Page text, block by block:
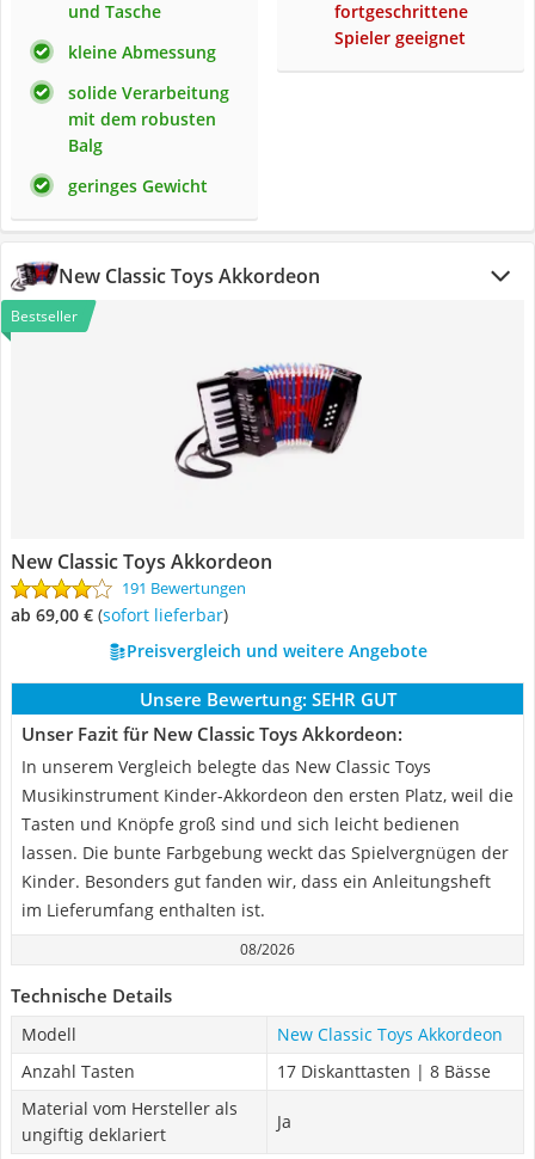
und Tasche
kleine Abmessung
solide Verarbeitung
mit dem robusten
Balg
geringes Gewicht
fortgeschrittene
Spieler geeignet
New Classic Toys Akkordeon
Bestseller
New Classic Toys Akkordeon
191 Bewertungen
ab 69,00 € ( Sofort lieferbar)
Preisvergleich und weitere Angebote
Unsere Bewertung: SEHR GUT
Unser Fazit für New Classic Toys Akkordeon:
In unserem Vergleich belegte das New Classic Toys
Musikinstrument Kinder-Akkordeon den ersten Platz, weil die
Tasten und Knöpfe groß sind und sich leicht bedienen
lassen. Die bunte Farbgebung weckt das Spielvergnügen der
Kinder. Besonders gut fanden wir, dass ein Anleitungsheft
im Lieferumfang enthalten ist.
08/2026
Technische Details
Modell
New Classic Toys Akkordeon
Anzahl Tasten
17 Diskanttasten | 8 Bässe
Material vom Hersteller als
ungiftig deklariert
Ja